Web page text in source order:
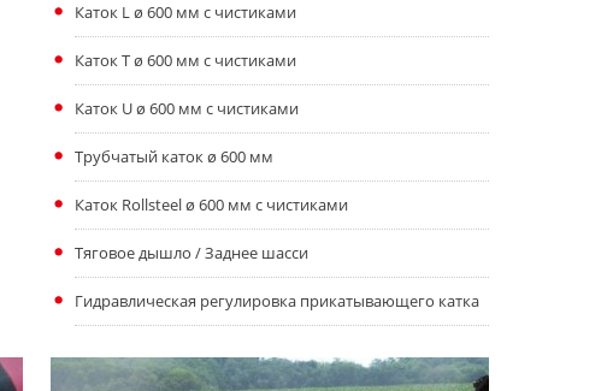
Каток L ø 600 мм с чистиками
Каток T ø 600 мм с чистиками
Каток U ø 600 мм с чистиками
Трубчатый каток ø 600 мм
Каток Rollsteel ø 600 мм с чистиками
Тяговое дышло / Заднее шасси
Гидравлическая регулировка прикатывающего катка